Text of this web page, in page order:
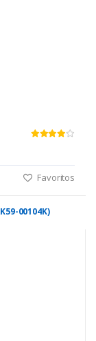
Favoritos
00104K)